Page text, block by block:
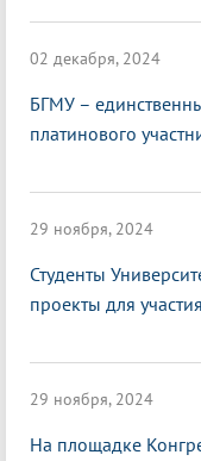
02 декабря, 2024
БГМУ –
платинового
29 ноября, 2024
Студенты
проекты для
29 ноября, 2024
На площадке